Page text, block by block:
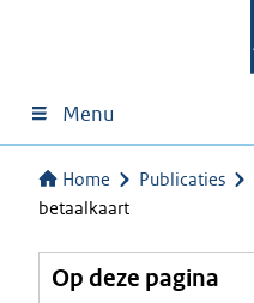
Menu
Home Publicaties
betaalkaart
Op deze pagina